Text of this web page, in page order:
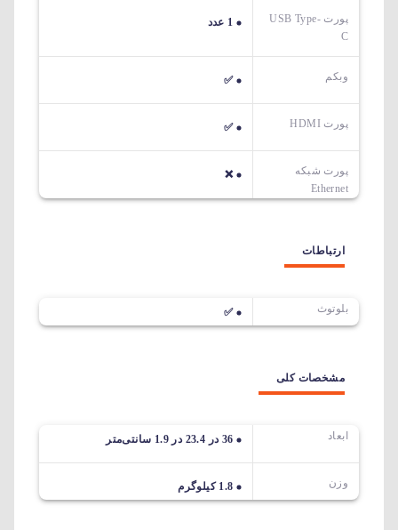
پورت USB Type-
C
1 عدد
وبکم ✅
پورت HDMI ✅
پورت شبکه
Ethernet
❌
ارتباطات
بلوتوث ✅
مشخصات کلی
ابعاد 36 در 23.4 در 1.9 سانتی‌متر
وزن 1.8 کیلوگرم